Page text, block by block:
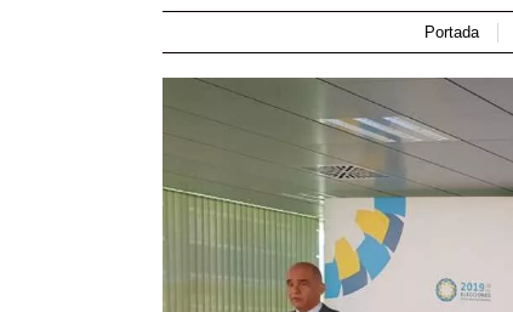
Portada